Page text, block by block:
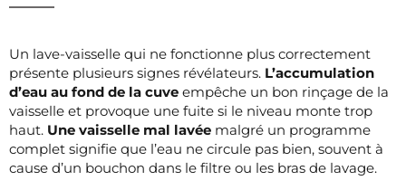
Un lave-vaisselle qui ne fonctionne plus correctement
présente plusieurs signes révélateurs. L’accumulation
d’eau au fond de la cuve empêche un bon rinçage de la
vaisselle et provoque une fuite si le niveau monte trop
haut. Une vaisselle mal lavée malgré un programme
complet signifie que l’eau ne circule pas bien, souvent à
cause d’un bouchon dans le filtre ou les bras de lavage.